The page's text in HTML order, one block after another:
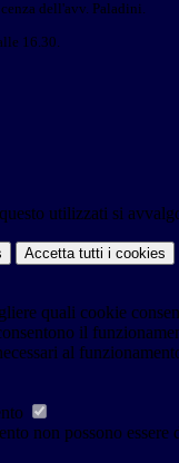
dell'avv. Paladini.
16.30.
utilizzati si
Accetta tutti i cookies
quali cookie
il
al
non possono